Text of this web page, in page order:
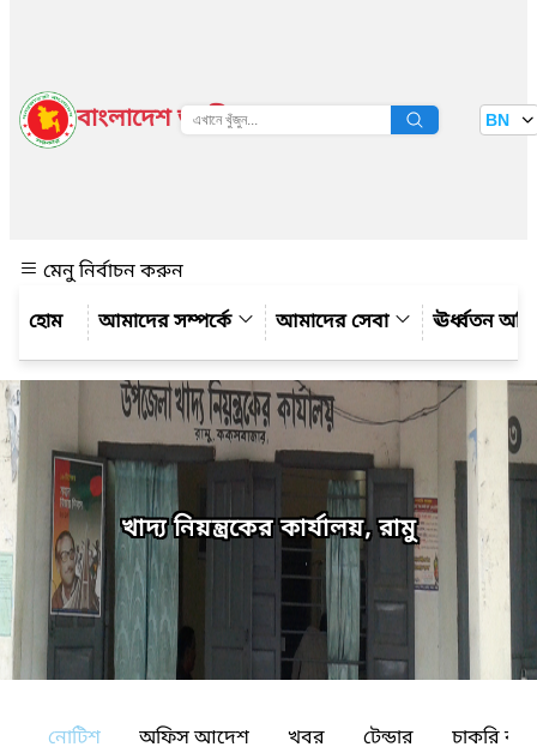
বাংলাদেশ জাতীয় তথ্য বাতায়ন BN
মেনু নির্বাচন করুন
আমাদের সম্পর্কে
আমাদের সেবা ঊর্ধ্বতন
খাদ্য নিয়ন্ত্রকের কার্যালয়, রামু
নোটিশ অফিস আদেশ খবর টেন্ডার চাকরি